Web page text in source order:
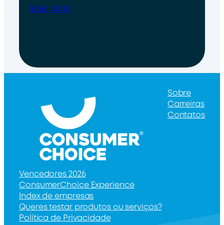
SABE MAIS
Sobre
Carreiras
Contatos
Vencedores 2026
ConsumerChoice Experience
Index de empresas
Queres testar produtos ou serviços?
Política de Privacidade